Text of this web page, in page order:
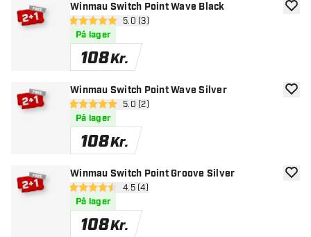
Winmau Switch Point Wave Black
åbn anmeldelsespanel
5 bedømmelsesstjerner
5.0 (3)
På lager
108Kr.
Winmau Switch Point Wave Silver
åbn anmeldelsespanel
5 bedømmelsesstjerner
5.0 (2)
På lager
108Kr.
Winmau Switch Point Groove Silver
åbn anmeldelsespanel
4.5 bedømmelsesstjerner
4.5 (4)
På lager
108Kr.